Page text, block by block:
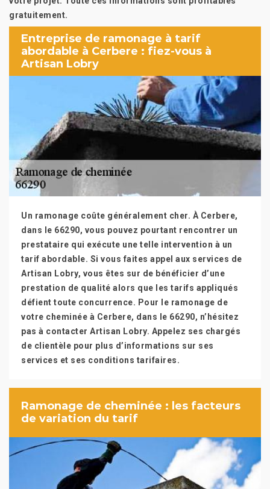
gratuitement.
Entreprise de ramonage à tarif
abordable à Cerbere : fiez-vous à
Artisan Lobry
Un ramonage coûte généralement cher. À Cerbere,
dans le 66290, vous pouvez pourtant rencontrer un
prestataire qui exécute une telle intervention à un
tarif abordable. Si vous faites appel aux services de
Artisan Lobry, vous êtes sur de bénéficier d’une
prestation de qualité alors que les tarifs appliqués
défient toute concurrence. Pour le ramonage de
votre cheminée à Cerbere, dans le 66290, n’hésitez
pas à contacter Artisan Lobry. Appelez ses chargés
de clientèle pour plus d’informations sur ses
services et ses conditions tarifaires.
Ramonage de cheminée : les facteurs
de variation du tarif